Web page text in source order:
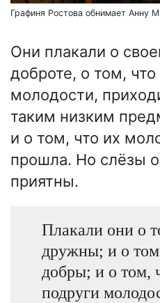
Графиня Ростова обнимает Анну
Они плакали о
доброте, о том,
молодости,
таким низким
и о том, что их
прошла. Но слёзы
приятны.
Плакали они о
дружны; и о
добры; и о том,
подруги